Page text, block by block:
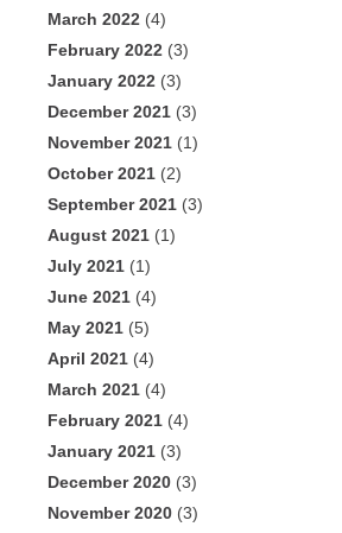
March 2022 (4)
February 2022 (3)
January 2022 (3)
December 2021 (3)
November 2021 (1)
October 2021 (2)
September 2021 (3)
August 2021 (1)
July 2021 (1)
June 2021 (4)
May 2021 (5)
April 2021 (4)
March 2021 (4)
February 2021 (4)
January 2021 (3)
December 2020 (3)
November 2020 (3)